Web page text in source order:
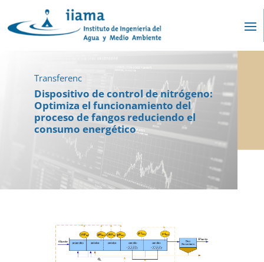
Transferencia
Dispositivo de control de nitrógeno:
Optimiza el funcionamiento del
proceso de fangos reduciendo el
consumo energético